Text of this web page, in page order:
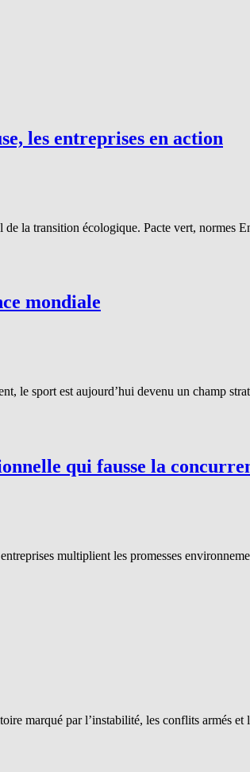
les entreprises en action
de la transition écologique. Pacte vert,
mondiale
le sport est aujourd’hui devenu un champ
qui fausse la
multiplient les promesses
marqué par l’instabilité, les conflits armés